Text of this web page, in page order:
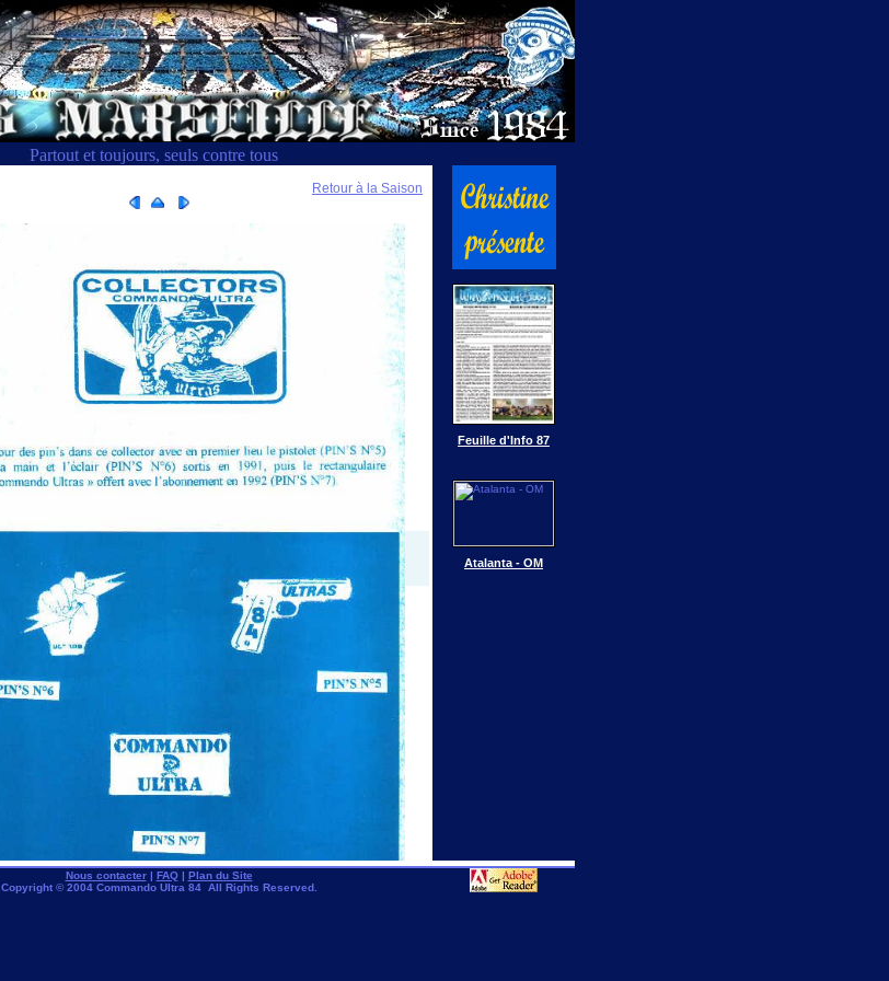
Partout et toujours, seuls contre tous
Retour à la Saison
Feuille d'Info 87
Atalanta - OM
Nous contacter| FAQ| Plan du Site
Copyright © 2004 Commando Ultra 84 All Rights Reserved.